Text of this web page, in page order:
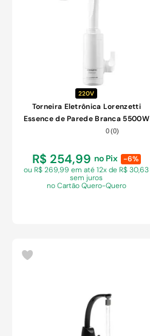
220V
Torneira Eletrônica Lorenzetti
Essence de Parede Branca 5500W
0(0)
R$ 254,99 no Pix
-6%
ou R$ 269,99 ematé 12x de R$ 30,63
sem juros
no Cartão Quero-Quero